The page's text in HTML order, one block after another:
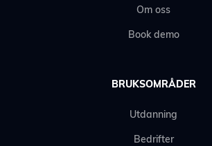
Om oss
Book demo
BRUKSOMRÅDER
Utdanning
Bedrifter